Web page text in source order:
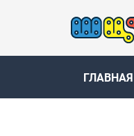
ГЛАВНАЯ